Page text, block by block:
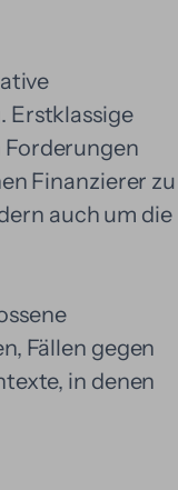
Erstklassige
Finanzierer zu
auch um die
Fällen gegen
in denen